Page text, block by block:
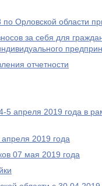
Орловской области
за себя для
отчетности
5 апреля 2019 года в
2019 года
07 мая 2019 года